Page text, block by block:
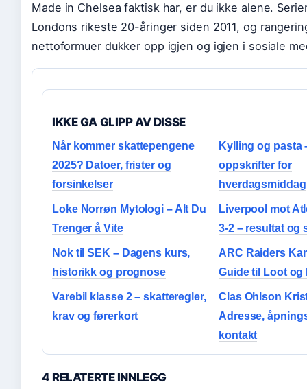
Made in Chelsea faktisk har, er du ikke alene.
Londons rikeste 20-åringer siden 2011, og
nettoformuer dukker opp igjen og igjen i sosiale
IKKE GA GLIPP AV DISSE
Når kommer skattepengene
2025? Datoer, frister og
forsinkelser
Kylling og pasta
oppskrifter for
hverdagsmiddag
Loke Norrøn Mytologi – Alt Du
Trenger å Vite
Liverpool mot
3-2 – resultat og
Nok til SEK – Dagens kurs,
historikk og prognose
ARC Raiders
Guide til Loot og
Varebil klasse 2 – skatteregler,
krav og førerkort
Clas Ohlson
Adresse,
kontakt
4 RELATERTE INNLEGG